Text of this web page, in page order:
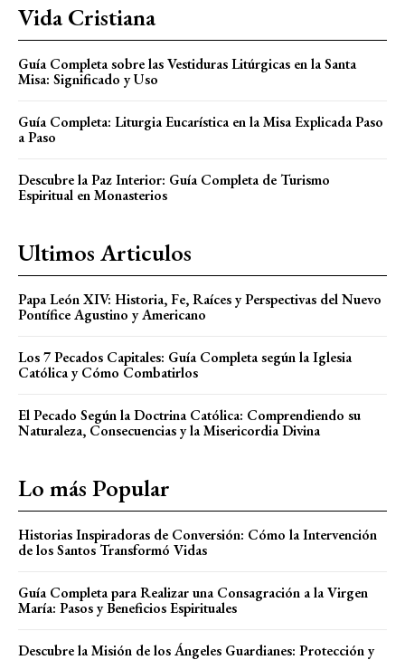
Vida Cristiana
Guía Completa sobre las Vestiduras Litúrgicas en la Santa
Misa: Significado y Uso
Guía Completa: Liturgia Eucarística en la Misa Explicada Paso
a Paso
Descubre la Paz Interior: Guía Completa de Turismo
Espiritual en Monasterios
Ultimos Articulos
Papa León XIV: Historia, Fe, Raíces y Perspectivas del Nuevo
Pontífice Agustino y Americano
Los 7 Pecados Capitales: Guía Completa según la Iglesia
Católica y Cómo Combatirlos
El Pecado Según la Doctrina Católica: Comprendiendo su
Naturaleza, Consecuencias y la Misericordia Divina
Lo más Popular
Historias Inspiradoras de Conversión: Cómo la Intervención
de los Santos Transformó Vidas
Guía Completa para Realizar una Consagración a la Virgen
María: Pasos y Beneficios Espirituales
Descubre la Misión de los Ángeles Guardianes: Protección y